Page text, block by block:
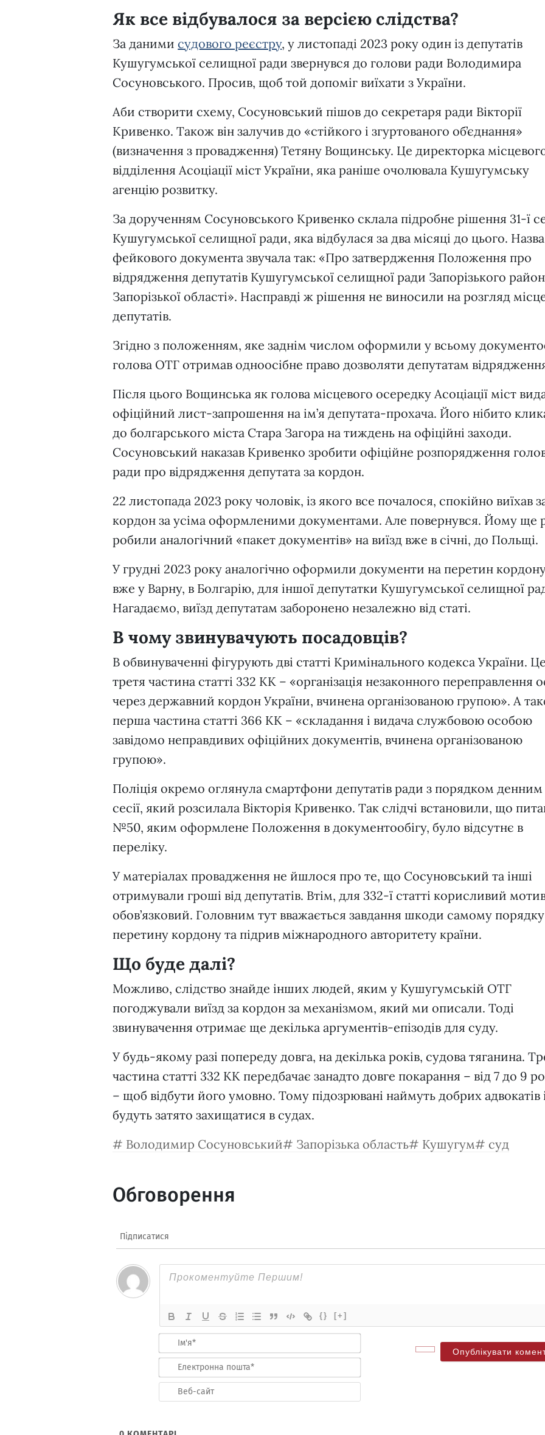
Як все відбувалося за версією слідства?
За данимисудового реєстру, у листопаді 2023 року один із депутатів
Кушугумської селищної ради звернувся до голови ради Володимира
Сосуновського. Просив, щоб той допоміг виїхати з України.
Аби створити схему, Сосуновський пішов до секретаря ради Вікторії
Кривенко. Також він залучив до «стійкого і згуртованого об’єднання»
(визначення з провадження) Тетяну Вощинську. Це директорка
відділення Асоціації міст України, яка раніше очолювала Кушугумську
агенцію розвитку.
За дорученням Сосуновського Кривенко склала підробне рішення 31-ї
Кушугумської селищної ради, яка відбулася за два місяці до цього. Назва
фейкового документа звучала так: «Про затвердження Положення про
відрядження депутатів Кушугумської селищної ради Запорізького
Запорізької області». Насправді ж рішення не виносили на розгляд
депутатів.
Згідно з положенням, яке заднім числом оформили у всьому
голова ОТГ отримав одноосібне право дозволяти депутатам
Після цього Вощинська як голова місцевого осередку Асоціації міст
офіційний лист-запрошення на ім’я депутата-прохача. Його нібито
до болгарського міста Стара Загора на тиждень на офіційні заходи.
Сосуновський наказав Кривенко зробити офіційне розпорядження
ради про відрядження депутата за кордон.
22 листопада 2023 року чоловік, із якого все почалося, спокійно виїхав
кордон за усіма оформленими документами. Але повернувся. Йому ще
робили аналогічний «пакет документів» на виїзд вже в січні, до Польщі.
У грудні 2023 року аналогічно оформили документи на перетин
вже у Варну, в Болгарію, для іншої депутатки Кушугумської селищної
Нагадаємо, виїзд депутатам заборонено незалежно від статі.
В чому звинувачують посадовців?
В обвинуваченні фігурують дві статті Кримінального кодекса України. Це
третя частина статті 332 КК – «організація незаконного переправлення
через державний кордон України, вчинена організованою групою». А
перша частина статті 366 КК – «складання і видача службовою особою
завідомо неправдивих офіційних документів, вчинена організованою
групою».
Поліція окремо оглянула смартфони депутатів ради з порядком денним
сесії, який розсилала Вікторія Кривенко. Так слідчі встановили, що
№50, яким оформлене Положення в документообігу, було відсутнє в
переліку.
У матеріалах провадження не йшлося про те, що Сосуновський та інші
отримували гроші від депутатів. Втім, для 332-ї статті корисливий
обов’язковий. Головним тут вважається завдання шкоди самому порядку
перетину кордону та підрив міжнародного авторитету країни.
Що буде далі?
Можливо, слідство знайде інших людей, яким у Кушугумській ОТГ
погоджували виїзд за кордон за механізмом, який ми описали. Тоді
звинувачення отримає ще декілька аргументів-епізодів для суду.
У будь-якому разі попереду довга, на декілька років, судова тяганина.
частина статті 332 КК передбачає занадто довге покарання – від 7 до 9
– щоб відбути його умовно. Тому підозрювані наймуть добрих адвокатів і
будуть затято захищатися в судах.
Володимир Сосуновський
Запорізька область Кушугум суд
Обговорення
Підписатися
{} [+]
Ім'я*
Електронна
пошта*
сайт